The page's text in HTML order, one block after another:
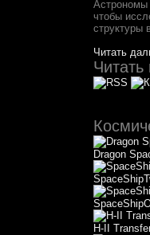
Астрономы
чтобы
структуры
Читать
Читать
Dragon
H-II